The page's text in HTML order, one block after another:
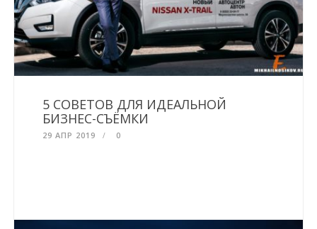
5 СОВЕТОВ ДЛЯ ИДЕАЛЬНОЙ
БИЗНЕС-СЪЁМКИ
29 АПР 2019 0